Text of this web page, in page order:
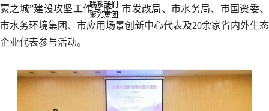
联系我们
聚光集团
蒙之城”建设攻坚工作专班、市发改局、市水务局、市国资委、
市水务环境集团、市应用场景创新中心代表及20余家省内外生态
企业代表参与活动。